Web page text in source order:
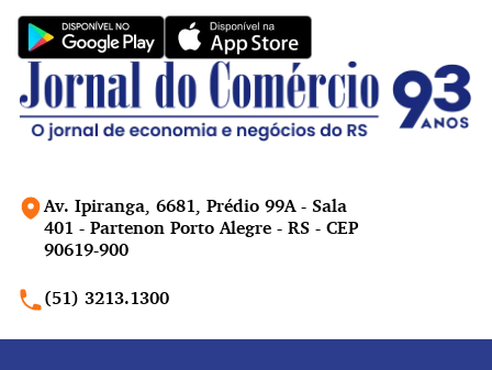
Av. Ipiranga, 6681, Prédio 99A - Sala
401 - Partenon Porto Alegre - RS - CEP
90619-900
(51) 3213.1300